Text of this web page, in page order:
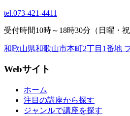
tel.073-421-4411
受付時間10時～18時30分（日曜・祝
和歌山県和歌山市本町2丁目1番地
Webサイト
ホーム
注目の講座から探す
ジャンルで講座を探す